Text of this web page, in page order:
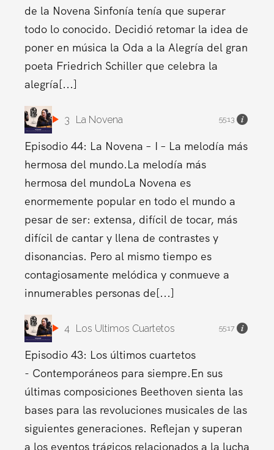
de la Novena Sinfonía tenía que superar
todo lo conocido. Decidió retomar la idea de
poner en música la Oda a la Alegría del gran
poeta Friedrich Schiller que celebra la
alegría[...]
3 La Novena 55:13
Episodio 44: La Novena – I – La melodía más
hermosa del mundo.La melodía más
hermosa del mundoLa Novena es
enormemente popular en todo el mundo a
pesar de ser: extensa, difícil de tocar, más
difícil de cantar y llena de contrastes y
disonancias. Pero al mismo tiempo es
contagiosamente melódica y conmueve a
innumerables personas de[...]
4 Los Ultimos Cuartetos 55:17
Episodio 43: Los últimos cuartetos
- Contemporáneos para siempre.En sus
últimas composiciones Beethoven sienta las
bases para las revoluciones musicales de las
siguientes generaciones. Reflejan y superan
a los eventos trágicos relacionados a la lucha